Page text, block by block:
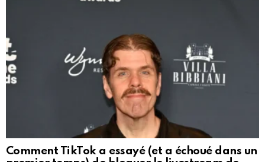
Comment TikTok a essayé (et a échoué dans un